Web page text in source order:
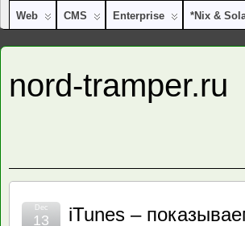
Web CMS Enterprise *nix &
nord-tramper.ru
iTunes –
Dec
13